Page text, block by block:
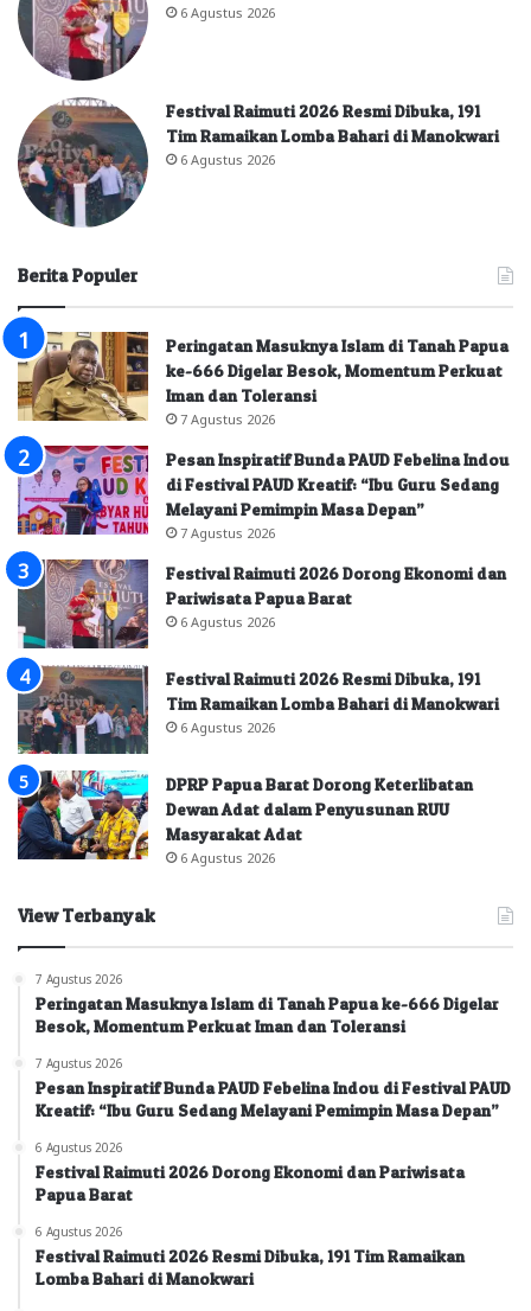
6 Agustus 2026
Festival Raimuti 2026 Resmi Dibuka, 191
Tim Ramaikan Lomba Bahari di Manokwari
6 Agustus 2026
Berita Populer
Peringatan Masuknya Islam di Tanah Papua
ke-666 Digelar Besok, Momentum Perkuat
Iman dan Toleransi
7 Agustus 2026
Pesan Inspiratif Bunda PAUD Febelina Indou
di Festival PAUD Kreatif: “Ibu Guru Sedang
Melayani Pemimpin Masa Depan”
7 Agustus 2026
Festival Raimuti 2026 Dorong Ekonomi dan
Pariwisata Papua Barat
6 Agustus 2026
Festival Raimuti 2026 Resmi Dibuka, 191
Tim Ramaikan Lomba Bahari di Manokwari
6 Agustus 2026
DPRP Papua Barat Dorong Keterlibatan
Dewan Adat dalam Penyusunan RUU
Masyarakat Adat
6 Agustus 2026
View Terbanyak
7 Agustus 2026
Peringatan Masuknya Islam di Tanah Papua ke-666 Digelar
Besok, Momentum Perkuat Iman dan Toleransi
7 Agustus 2026
Pesan Inspiratif Bunda PAUD Febelina Indou di Festival PAUD
Kreatif: “Ibu Guru Sedang Melayani Pemimpin Masa Depan”
6 Agustus 2026
Festival Raimuti 2026 Dorong Ekonomi dan Pariwisata
Papua Barat
6 Agustus 2026
Festival Raimuti 2026 Resmi Dibuka, 191 Tim Ramaikan
Lomba Bahari di Manokwari